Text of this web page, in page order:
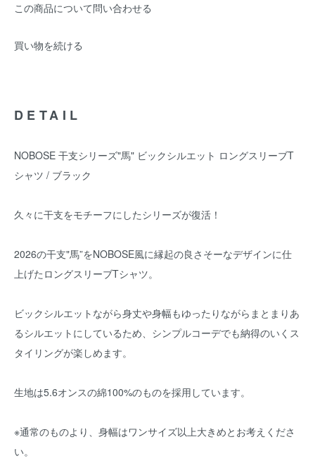
この商品について問い合わせる
買い物を続ける
DETAIL
NOBOSE 干支シリーズ"馬" ビックシルエット ロングスリーブT
シャツ / ブラック
久々に干支をモチーフにしたシリーズが復活！
2026の干支"馬”をNOBOSE風に縁起の良さそーなデザインに仕
上げたロングスリーブTシャツ。
ビックシルエットながら身丈や身幅もゆったりながらまとまりあ
るシルエットにしているため、シンプルコーデでも納得のいくス
タイリングが楽しめます。
生地は5.6オンスの綿100%のものを採用しています。
※通常のものより、身幅はワンサイズ以上大きめとお考えくださ
い。